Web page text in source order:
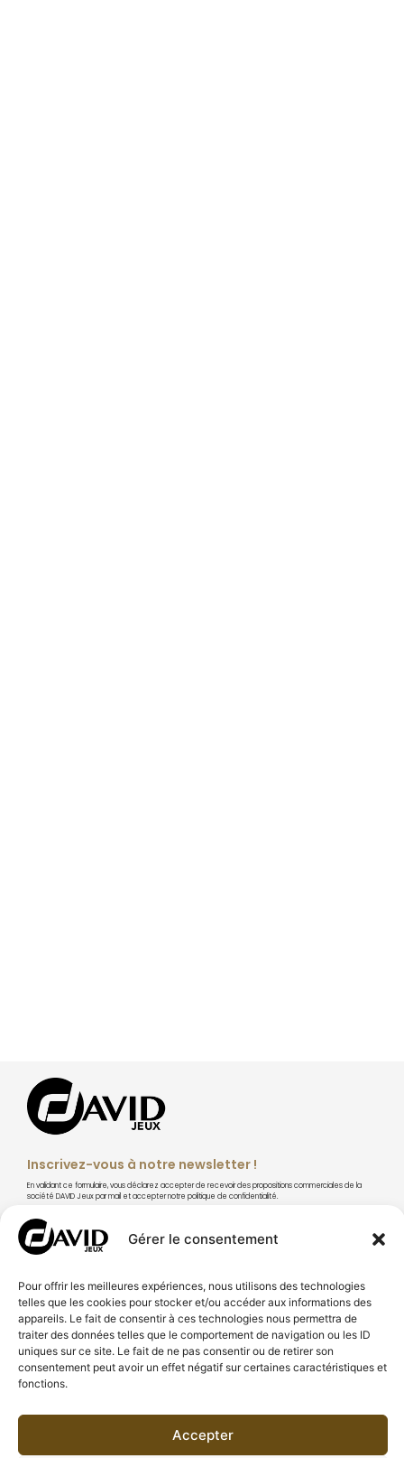
Gérer le consentement
Pour offrir les meilleures expériences, nous utilisons des technologies
telles que les cookies pour stocker et/ou accéder aux informations des
appareils. Le fait de consentir à ces technologies nous permettra de
traiter des données telles que le comportement de navigation ou les ID
uniques sur ce site. Le fait de ne pas consentir ou de retirer son
consentement peut avoir un effet négatif sur certaines caractéristiques et
fonctions.
Accepter
Inscrivez-vous à notre newsletter !
En validant ce formulaire, vous déclarez accepter de recevoir des propositions commerciales de la
société DAVID Jeux par mail et accepter notre politique de confidentialité.
S'abonner
À PROPOS DE DAVID JEUX
CONSEILS & TECHNIQUES
BESOIN D'AIDE